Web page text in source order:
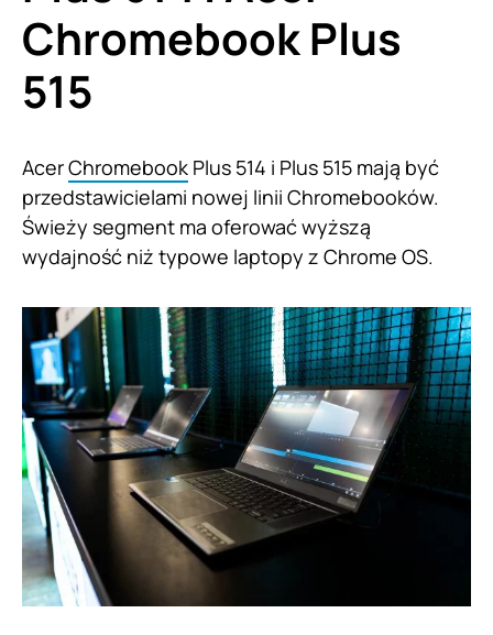
Chromebook Plus
515
AcerChromebook Plus 514 i Plus 515 mają być
przedstawicielami nowej linii Chromebooków.
Świeży segment ma oferować wyższą
wydajność niż typowe laptopy z Chrome OS.